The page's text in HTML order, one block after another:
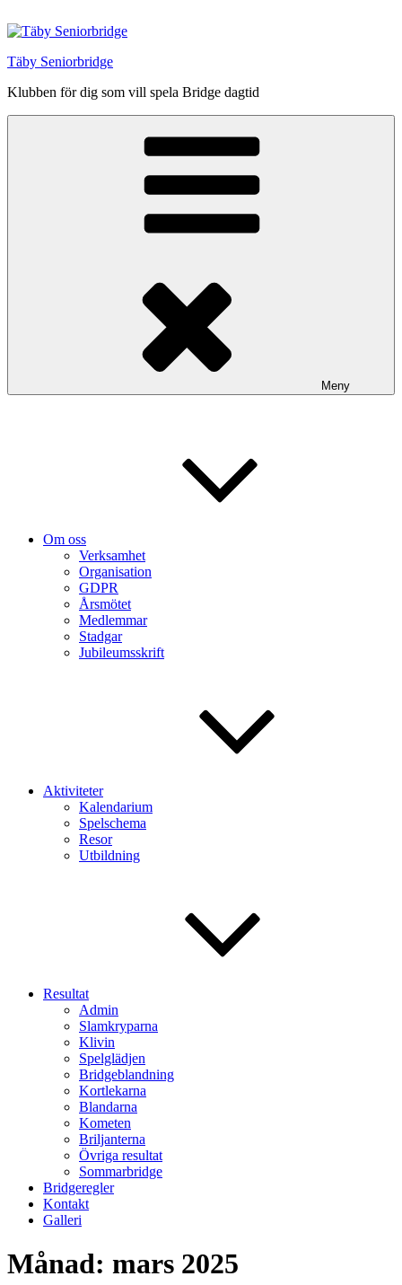
till
Täby Seniorbridge
Klubben för dig som vill spela Bridge dagtid
Meny
Om oss
Verksamhet
Organisation
GDPR
Årsmötet
Medlemmar
Stadgar
Jubileumsskrift
Aktiviteter
Kalendarium
Spelschema
Resor
Utbildning
Resultat
Admin
Slamkryparna
Klivin
Spelglädjen
Bridgeblandning
Kortlekarna
Blandarna
Kometen
Briljanterna
Övriga resultat
Sommarbridge
Bridgeregler
Kontakt
Galleri
Månad: mars 2025